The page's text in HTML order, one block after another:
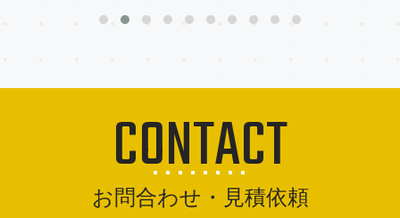
CONTACT
お問合わせ・見積依頼